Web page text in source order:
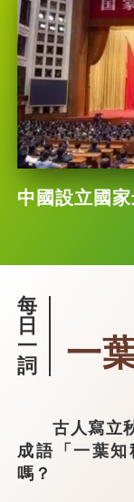
中國設立國
每
日
一
詞
一
古人寫立秋
成語「一葉
嗎？